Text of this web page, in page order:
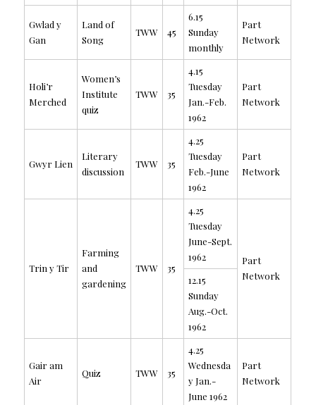
Gwlad y
Gan
Land of
Song
TWW 45
6.15
Sunday
monthly
Part
Network
Holi’r
Merched
Women’s
Institute
quiz
TWW 35
4.15
Tuesday
Jan.-Feb.
1962
Part
Network
Gwyr Lien
Literary
discussion
TWW 35
4.25
Tuesday
Feb.-June
1962
Part
Network
Trin y Tir
Farming
and
gardening
TWW 35
4.25
Tuesday
June-Sept.
1962
Part
Network
12.15
Sunday
Aug.-Oct.
1962
Gair am
Air
Quiz TWW 35
4.25
Wednesda
y Jan.-
June 1962
Part
Network